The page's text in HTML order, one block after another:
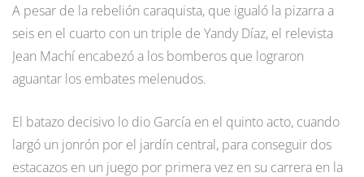
A pesar de la rebelión caraquista, que igualó la pizarra a
seis en el cuarto con un triple de Yandy Díaz, el relevista
Jean Machí encabezó a los bomberos que lograron
aguantar los embates melenudos.
El batazo decisivo lo dio García en el quinto acto, cuando
largó un jonrón por el jardín central, para conseguir dos
estacazos en un juego por primera vez en su carrera en la